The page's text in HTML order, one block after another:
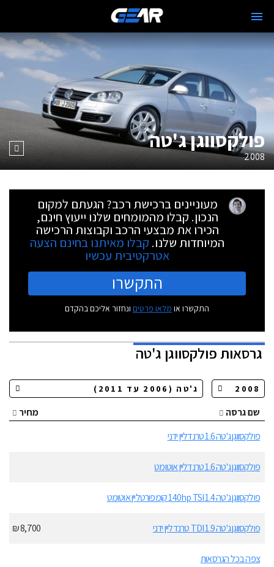
פולקסווגן ג'טה
2008
מעוניינים ברכישת רכב? הגעתם למקום
הנכון. קבלו מהמומחים שלנו ייעוץ חינם,
הכירו את מבצעי הרכב וקבוצות הרכישה
המיוחדות שלנו. קבלו מאיתנו בחינם הצעה
אטרקטיבית עכשיו
התקשרו
התקשרו או מלאו פרטים ונחזור אליכם בהקדם
גרסאותפולקסווגן ג'טה
שם גרסה
מחיר
פולקסווגן ג'טה 1.6 טרנדליין ידני
פולקסווגן ג'טה 1.6 טרנדליין אוטומט
פולקסווגן ג'טה 1.4 140hp TSI קומפורטליין אוטומט
פולקסווגן ג'טה 1.9 TDI טרנדליין ידני 8,700 ₪
צפה בכל הגרסאות